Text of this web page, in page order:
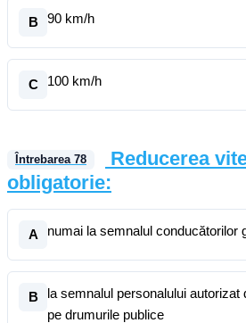
B 90 km/h
C 100 km/h
Întrebarea 78
Reducerea
obligatorie:
A numai la semnalul conducătorilor
B
la semnalul personalului autorizat
pe drumurile publice